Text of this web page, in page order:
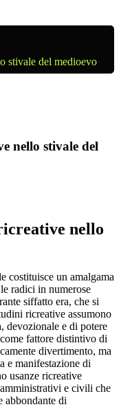
stivale del medioevo
nello stivale del
nello
costituisce un amalgama
radici in numerose
siffatto era, che si
ricreative assumono
devozionale e di potere
fattore distintivo di
divertimento, ma
e manifestazione di
usanze ricreative
e civili che
abbondante di